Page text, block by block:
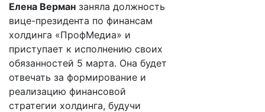
Елена Верман заняла должность
вице-президента по финансам
холдинга «ПрофМедиа» и
приступает к исполнению своих
обязанностей 5 марта. Она будет
отвечать за формирование и
реализацию финансовой
стратегии холдинга, будучи